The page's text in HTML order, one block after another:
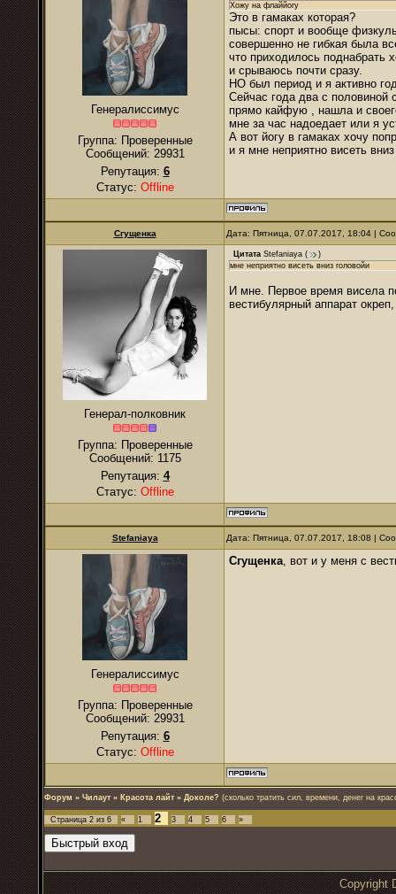
Генералиссимус
Группа: Проверенные
Сообщений: 29931
Репутация: 6
Статус: Offline
Хожу на флаййогу
Это в гамаках которая?
пысы: спорт и вообще
совершенно не гибкая была
что приходилось поднабрать
и срываюсь почти сразу.
НО был период и я активно
Сейчас года два с
прямо кайфую , нашла и
мне за час надоедает или я
А вот йогу в гамаках хочу
и я мне неприятно висеть
Сгущенка Дата: Пятница, 07.07.2017, 18:04 |
Генерал-полковник
Группа: Проверенные
Сообщений: 1175
Репутация: 4
Статус: Offline
Цитата Stefaniaya (
)
мне неприятно висеть вниз головойи
И мне. Первое время висела
вестибулярный аппарат
Stefaniaya Дата: Пятница, 07.07.2017, 18:08 |
Генералиссимус
Группа: Проверенные
Сообщений: 29931
Репутация: 6
Статус: Offline
Сгущенка, вот и у меня с
Форум » Чилаут » Красота лайт » Доколе? (сколько тратить сил, времени, денег на
Страница 2 из 6 « 1 2 3 4 5 6 »
Copyright